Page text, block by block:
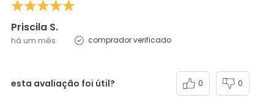
Priscila S.
há um mês comprador verificado
esta avaliação foi útil? 0 0